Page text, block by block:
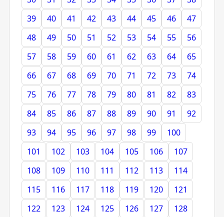
39
40 41 42 43 44 45 46
47
48
49 50 51 52 53 54 55
56
57
58 59 60 61 62 63 64
65
66
67 68 69 70 71 72 73
74
75
76 77 78 79 80 81 82
83
84
85 86 87 88 89 90 91
92
93
94 95 96 97 98 99
100
101
102 103 104 105 106
107
108
109 110 111 112 113
114
115
116 117 118 119 120
121
122
123 124 125 126 127
128